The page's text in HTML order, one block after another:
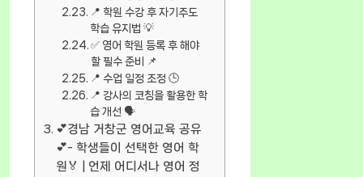
📍 학원 수강 후 자기주도
학습 유지법 💡
✅ 영어 학원 등록 후 해야
할 필수 준비 📌
📍 수업 일정 조정 🕒
📍 강사의 코칭을 활용한 학
습 개선 🗣️
💕경남 거창군 영어교육 공유
💕- 학생들이 선택한 영어 학
원🏅 | 언제 어디서나 영어 정